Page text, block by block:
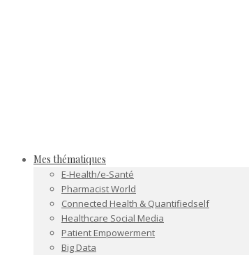
Mes thématiques
E-Health/e-Santé
Pharmacist World
Connected Health & Quantifiedself
Healthcare Social Media
Patient Empowerment
Big Data